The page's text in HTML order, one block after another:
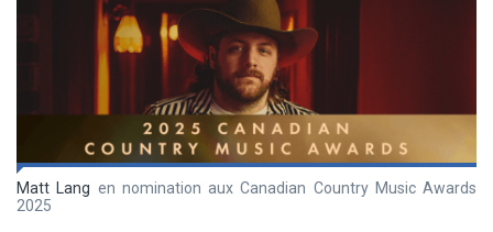
Matt Lang en nomination aux Canadian Country Music Awards
2025